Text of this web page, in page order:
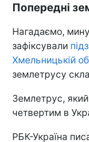
Попередні
Нагадаємо,
зафіксували
Хмельницькій
землетрусу
Землетрус,
четвертим в
РБК-Україна